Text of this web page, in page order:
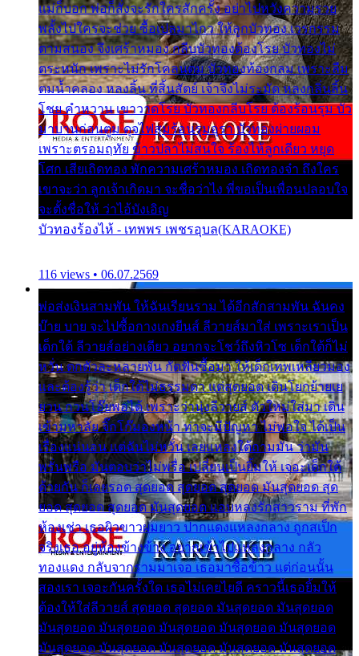
แม่ก็บอก พ่อก็สั่งจะรักใครสักครั้ง อย่าไปหวังความรวย
พลั้งไปใครจะช่วย ซื้อเปลมาไกว ให้ลูกบัวทอง เวรกรรม
ตามสนอง จึงเศร้าหมอง กลีบบัวทองต้องโรย บัวทองไม่
ตระหนัก เพราะไม่รักโคลนตม บัวทองท้องกลม เพราะลืม
ตมน้ำคลอง หลงลิ้น ที่สิ้นสัตย์ เจ้าจึงไม่ระมัด หลงกลิ่นลิ้น
โชย คำหวาน เขาวาดโรย บัวทองกลีบโรย ต้องร้อนรุม บัว
มาบานก่อนตูม ดุจไฟสุมร้อนรุมอุรา บัวทองผ่ายผอม
เพราะตรอมฤทัย ข้าวปลาไม่สนใจ ร้องไห้ลูกเดียว หยุด
โศก เสียเถิดทอง พักความเศร้าหมอง เถิดทองจ๋า ถึงใคร
เขาจะว่า ลูกเจ้าเกิดมา จะชื่อว่าไง พี่ขอเป็นเพื่อนปลอบใจ
จะตั้งชื่อให้ ว่าไอ้บังเอิญ
บัวทองร้องไห้ - เทพพร เพชรอุบล(KARAOKE)
116 views • 06.07.2569
พ่อส่งเงินสามพัน ให้ฉันเรียนราม ได้อีกสักสามพัน ฉันคง
บ๊าย บาย จะไปซื้อกางเกงยีนส์ ลีวายส์มาใส่ เพราะเราเป็น
เด็กใต้ ลีวายส์อย่างเดียว อยากจะโชว์ถึงหิวโซ เด็กใต้ก็ไม่
หวั่น ตกตัวละหลายพัน กัดฟันซื้อมา ให้เด็กเทพเหลียวมอง
และต้องรู้ว่า เด็กใต้ไม่ธรรมดา แต่สุดยอด เดินโยกย้ายเย
ยวน กวนโอ๊ยพอได้ เพราะว่านุ่งลีวายส์ ตัวใหม่ใส่มา เดิน
เข้ามหาลัย จิ๊กโก๊มองหน้า ท่าจะมีปัญหา ไม่พอใจ ได้เป็น
เรื่องแน่นอน แต่ฉันไม่หวั่น เลยแหลงใต้ถามมัน ว่ามัน
พรั่นพรือ มันตอบว่าไม่พรื่อ เปลี่ยนเป็นยิ้มให้ เจอะเด็กใต้
ด้วยกัน ก็เลยรอด สุดยอด สุดยอด สุดยอด มันสุดยอด สุด
ยอด สุดยอด สุดยอด มันสุดยอด แอบหลงรักสาวราม ที่พัก
ห้องเช่า เธอผิวขาวผมยาว ปากแดงแหลงกลาง ถูกสเป็ก
จริงเธอ อยู่ห้องข้างข้าง อยากเข้าไปแหลงกลาง กลัว
ทองแดง กลับจากรามมาเจอ เธอมาซื้อข้าว แต่ก่อนนั้น
สองเรา เจอะกันครั้งใด เธอไม่เคยไยดี คราวนี้เธอยิ้มให้
ต้องให้ใส่ลีวายส์ สุดยอด สุดยอด มันสุดยอด มันสุดยอด
มันสุดยอด มันสุดยอด มันสุดยอด มันสุดยอด มันสุดยอด
มันสุดยอด มันสุดยอด มันสุดยอด มันสุดยอด มันสุดยอด